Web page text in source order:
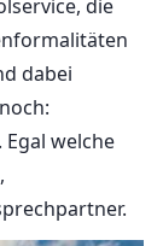
die
dabei
welche